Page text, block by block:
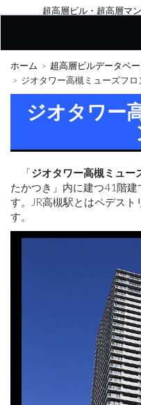
超高層ビル・超高層マ
ホーム 超高層ビルデータベ
ジオタワー高槻ミューズフロ
ジオタワー
「ジオタワー高槻ミュー
たかつき」内に建つ41階
す。JR高槻駅とはペデス
す。